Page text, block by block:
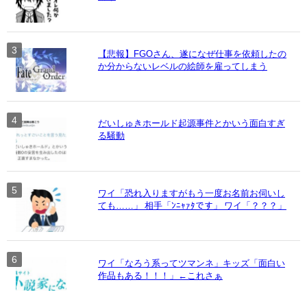
【悲報】FGOさん、遂になぜ仕事を依頼したの
か分からないレベルの絵師を雇ってしまう
だいしゅきホールド起源事件とかいう面白すぎ
る騒動
ワイ「恐れ入りますがもう一度お名前お伺いし
ても……」 相手「ﾝﾆｬｧﾀです」 ワイ「？？？」
ワイ「なろう系ってツマンネ」キッズ「面白い
作品もある！！！」←これさぁ